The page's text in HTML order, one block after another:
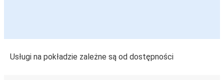
Usługi na pokładzie zależne są od dostępności